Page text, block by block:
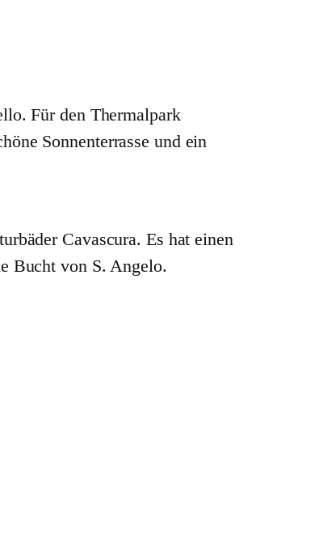
Für den Thermalpark
Sonnenterrasse und ein
Cavascura. Es hat einen
Bucht von S. Angelo.